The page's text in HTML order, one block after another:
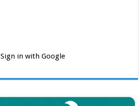
Sign in with Google